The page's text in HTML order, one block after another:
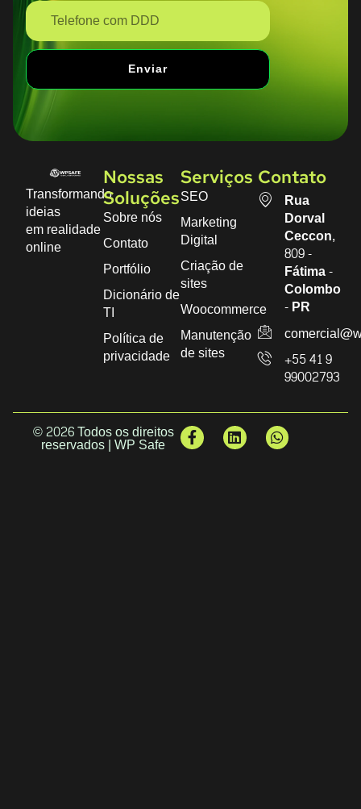
Enviar
Transformando
ideias
em realidade
online
Nossas
Soluções
Sobre nós
Contato
Portfólio
Dicionário de
TI
Política de
privacidade
Serviços
SEO
Marketing
Digital
Criação de
sites
Woocommerce
Manutenção
de sites
Contato
Rua
Dorval
Ceccon,
809 -
Fátima -
Colombo
- PR
+55 41 9
99002793
© 2026 Todos os direitos
reservados | WP Safe